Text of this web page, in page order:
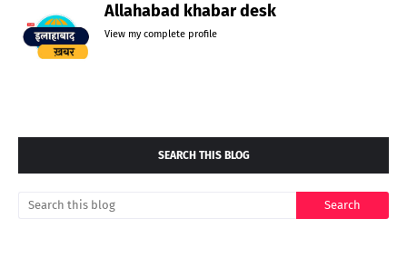
Allahabad khabar desk
View my complete profile
SEARCH THIS BLOG